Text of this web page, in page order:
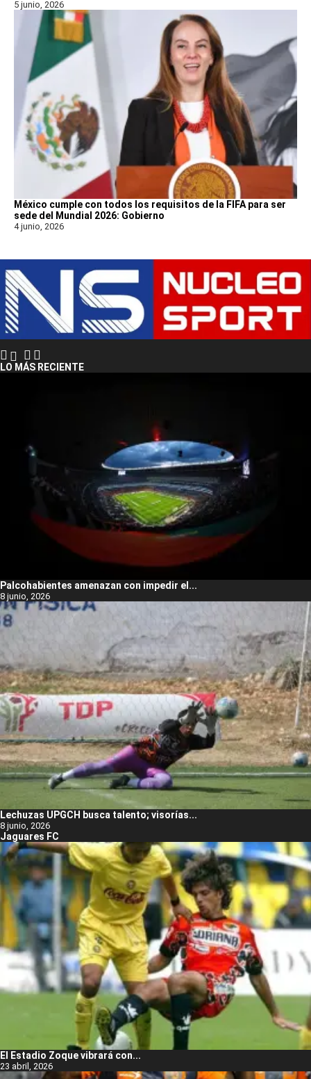
5 junio, 2026
México cumple con todos los requisitos de la FIFA para ser
sede del Mundial 2026: Gobierno
4 junio, 2026
LO MÁS RECIENTE
Palcohabientes amenazan con impedir el...
8 junio, 2026
Lechuzas UPGCH busca talento; visorías...
8 junio, 2026
Jaguares FC
El Estadio Zoque vibrará con...
23 abril, 2026